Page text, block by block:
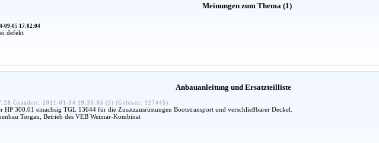
Meinungen zum Thema (1)
09-05 17:02:04
defekt
Anbauanleitung und Ersatzteilliste
Geändert: 2011-01-04 19:35:05 (3) (Gelesen: 127445)
HP 300.01 einachsig TGL 13644 für die Zusatzausrüstungen Bootstransport und verschließbarer Deckel.
Torgau, Betrieb des VEB Weimar-Kombinat